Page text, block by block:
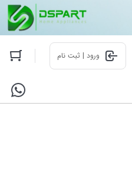
ورود | ثبت نام